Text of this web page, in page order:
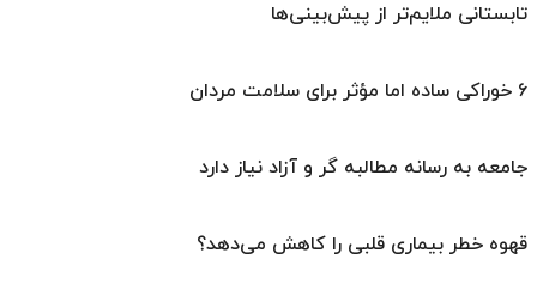
تابستانی ملایم‌تر از پیش‌بینی‌ها
۶ خوراکی ساده اما مؤثر برای سلامت مردان
جامعه به رسانه مطالبه گر و آزاد نیاز دارد
قهوه خطر بیماری قلبی را کاهش می‌دهد؟